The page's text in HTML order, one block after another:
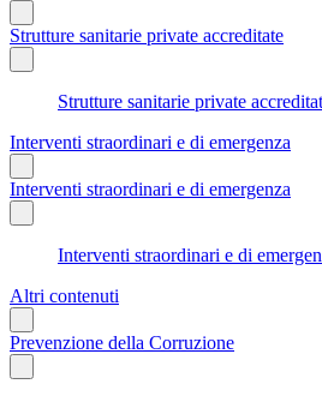
Strutture sanitarie private accreditate
Strutture sanitarie private
Interventi straordinari e di emergenza
Interventi straordinari e di emergenza
Interventi straordinari e di
Altri contenuti
Prevenzione della Corruzione